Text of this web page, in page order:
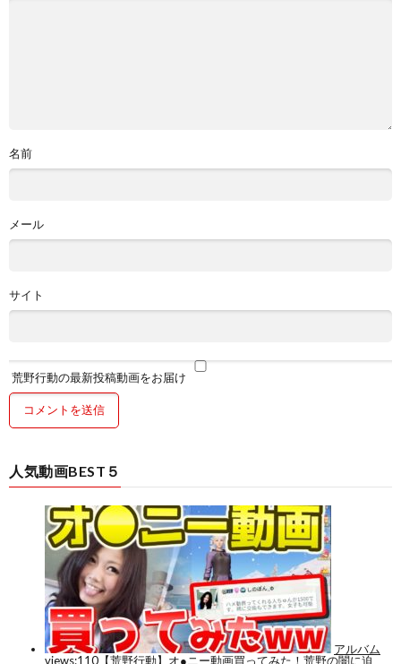
名前
メール
サイト
荒野行動の最新投稿動画をお届け
人気動画BEST５